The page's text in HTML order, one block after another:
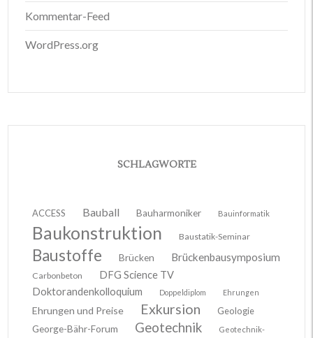
Kommentar-Feed
WordPress.org
SCHLAGWORTE
ACCESS Bauball Bauharmoniker Bauinformatik
Baukonstruktion Baustatik-Seminar
Baustoffe Brücken Brückenbausymposium
Carbonbeton
DFG Science TV
Doktorandenkolloquium
Doppeldiplom Ehrungen
Ehrungen und Preise Exkursion
Geologie
George-Bähr-Forum
Geotechnik Geotechnik-